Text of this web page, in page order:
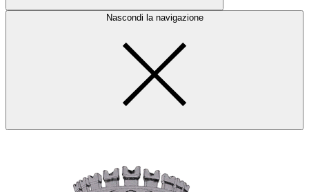
Nascondi la navigazione